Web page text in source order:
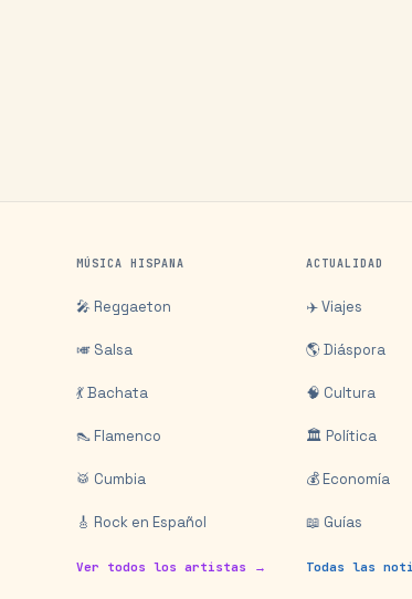
MÚSICA HISPANA
🎤 Reggaeton
🎺 Salsa
💃 Bachata
👠 Flamenco
🥁 Cumbia
🎸 Rock en Español
Ver todos los artistas →
ACTUALIDAD
✈️ Viajes
🌎 Diáspora
🧠 Cultura
🏛️ Política
💰 Economía
📖 Guías
Todas las